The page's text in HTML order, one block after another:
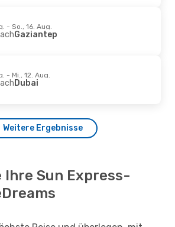
- So., 16. Aug.
Gaziantep
- Mi., 12. Aug.
Dubai
Weitere Ergebnisse
Ihre Sun Express-